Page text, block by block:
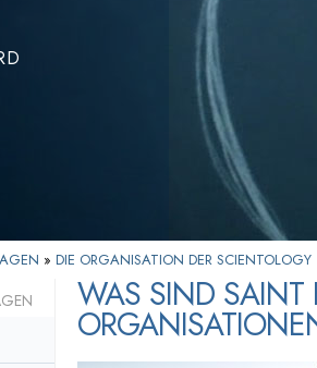
» DIE ORGANISATION DER SCIENTOLOGY
WAS SIND SAINT